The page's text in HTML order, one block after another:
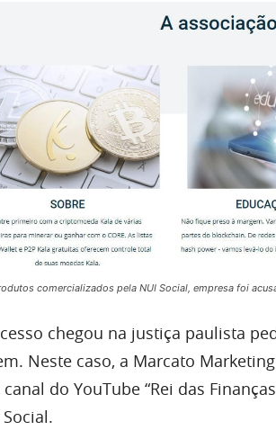
comercializados pela NUI Social, empresa foi
chegou na justiça paulista
Neste caso, a Marcato
do YouTube “Rei das